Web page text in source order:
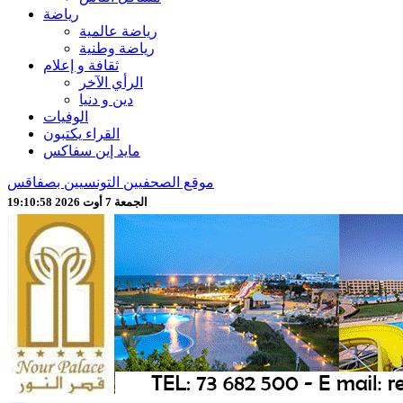
رياضة
رياضة عالمية
رياضة وطنية
ثقافة و إعلام
الرأي الآخر
دين و دنيا
الوفيات
القراء يكتبون
مايد إين سفاكس
موقع الصحفيين التونسيين بصفاقس
الجمعة 7 أوت 2026 19:11:00